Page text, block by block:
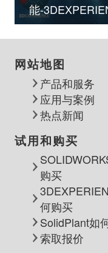
能-
网站地图
产品和服务
应用与案例
热点新闻
试用和购买
购买
何购买
SolidPlant如
索取报价